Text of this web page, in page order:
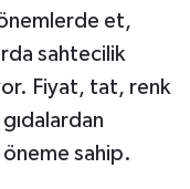
et,
sahtecilik
Fiyat, tat, renk
öneme sahip.